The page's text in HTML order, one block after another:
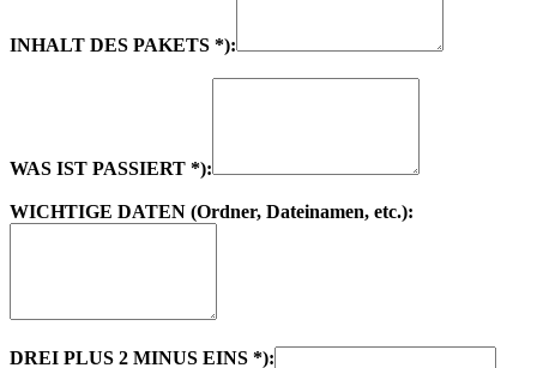
INHALT DES PAKETS *):
WAS IST PASSIERT *):
WICHTIGE DATEN (Ordner, Dateinamen, etc.):
DREI PLUS 2 MINUS EINS *):